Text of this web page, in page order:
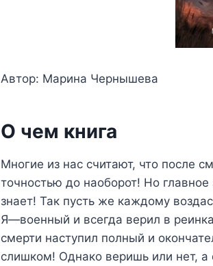
Автор: Марина Чернышева
О чем книга
Многие из нас считают, что после
точностью до наоборот! Но
знает! Так пусть же каждому
Я—военный и всегда верил в
смерти наступил полный и
слишком! Однако веришь или нет, а